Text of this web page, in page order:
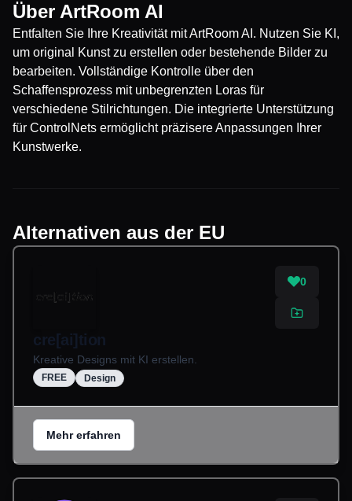
Über ArtRoom AI
Entfalten Sie Ihre Kreativität mit ArtRoom AI. Nutzen Sie KI,
um original Kunst zu erstellen oder bestehende Bilder zu
bearbeiten. Vollständige Kontrolle über den
Schaffensprozess mit unbegrenzten Loras für
verschiedene Stilrichtungen. Die integrierte Unterstützung
für ControlNets ermöglicht präzisere Anpassungen Ihrer
Kunstwerke.
Alternativen aus der EU
0
cre[ai]tion
Kreative Designs mit KI erstellen.
FREE Design
Mehr erfahren